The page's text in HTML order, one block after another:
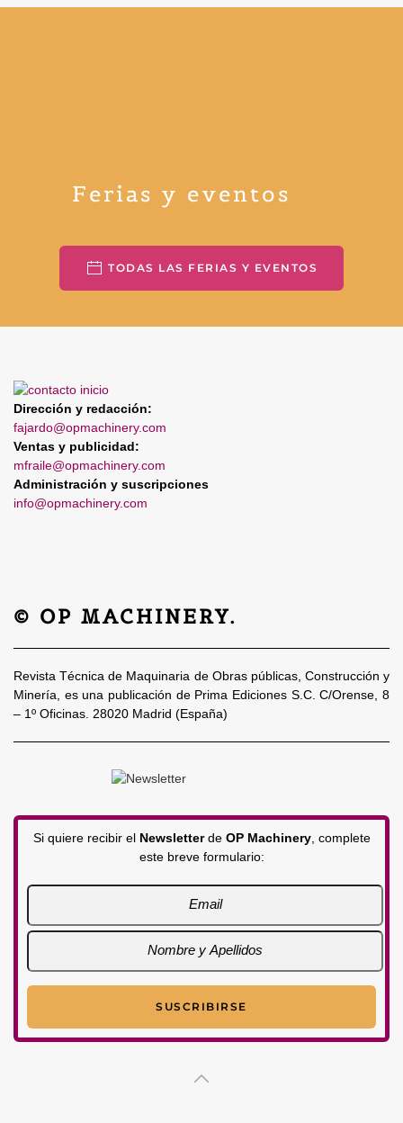
Ferias y eventos
TODAS LAS FERIAS Y EVENTOS
Dirección y redacción:
fajardo@opmachinery.com
Ventas y publicidad:
mfraile@opmachinery.com
Administración y suscripciones
info@opmachinery.com
© OP MACHINERY.
Revista Técnica de Maquinaria de Obras públicas, Construcción y
Minería, es una publicación de Prima Ediciones S.C. C/Orense, 8
– 1º Oficinas. 28020 Madrid (España)
Si quiere recibir el Newsletterde OP Machinery, complete
este breve formulario: